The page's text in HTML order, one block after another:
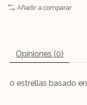
Añadir a comparar
Opiniones (0)
0 estrellas basado en